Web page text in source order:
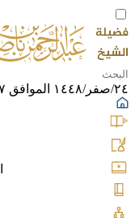
٢٤/صفر/١٤٤٨ الموافق ٧/أغسطس/٢٠٢٦